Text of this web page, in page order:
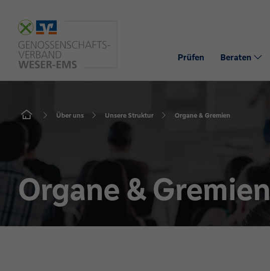
Prüfen Beraten
Über uns Unsere Struktur Organe & Gremien
Organe & Gremien